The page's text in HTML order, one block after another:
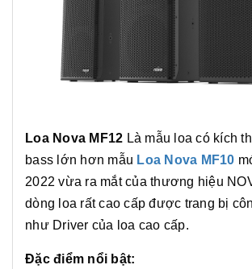
Loa Nova MF12 Là mẫu loa có kích
bass lớn hơn mẫu Loa Nova MF10
2022 vừa ra mắt của thương hiệu
dòng loa rất cao cấp được trang bị
như Driver của loa cao cấp.
Đặc điểm nổi bật: